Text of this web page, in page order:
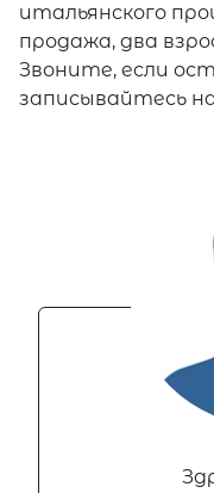
итальянского
продажа, два
Звоните, если
записывайтесь